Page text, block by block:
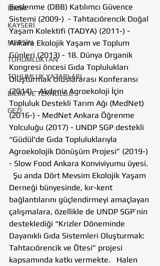
İZMİR
KAYSERİ
MERSİN
TOHUMLUKTAN
TOHUMLUK YAZARLARI
BİLİM VE TEKNOLOJİ
GEZİ
Beslenme (DBB) Katılımcı Güvence
Sistemi (2009-)  - Tahtacıörencik Doğal
Yaşam Kolektifi (TADYA) (2011-) -
Ankara Ekolojik Yaşam ve Toplum
Günleri (2013) - 18. Dünya Organik
Kongresi öncesi Gıda Toplulukları
Oluşturmak Uluslararası Konferansı
(2014) - Akdeniz Agroekoloji İçin
Topluluk Destekli Tarım Ağı (MedNet)
(2016-) - MedNet Ankara Öğrenme
Yolculuğu (2017) - UNDP SGP destekli
“Güdül'de Gıda Topluluklarıyla
Agroekolojik Dönüşüm Projesi” (2019-)
- Slow Food Ankara Konviviyumu üyesi.
  Şu anda Dört Mevsim Ekolojik Yaşam
Derneği bünyesinde, kır-kent
bağlantılarını güçlendirmeyi amaçlayan
çalışmalara, özellikle de UNDP SGP’nin
desteklediği “Krizler Döneminde
Dayanıklı Gıda Sistemleri Oluşturmak:
Tahtacıörencik ve Ötesi” projesi
kapsamında katkı vermekte.   Halen